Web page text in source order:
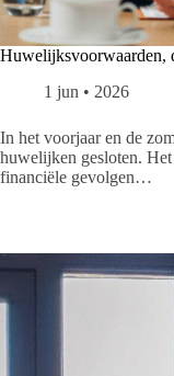
Huwelijksvoorwaarden,
1 jun • 2026
In het voorjaar en de
huwelijken gesloten.
financiële gevolgen…